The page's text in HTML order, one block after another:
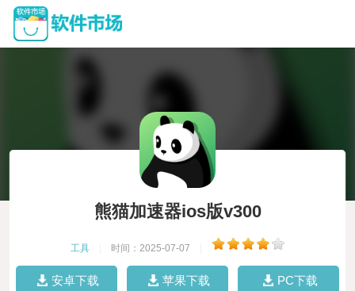
熊猫加速器ios版v300
工具 时间：2025-07-07
安卓下载 苹果下载 PC下载